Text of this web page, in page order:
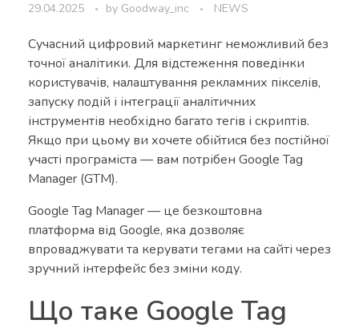
29.04.2025 by Goodway_inc NEWS
Сучасний цифровий маркетинг неможливий без
точної аналітики. Для відстеження поведінки
користувачів, налаштування рекламних пікселів,
запуску подій і інтеграції аналітичних
інструментів необхідно багато тегів і скриптів.
Якщо при цьому ви хочете обійтися без постійної
участі програміста — вам потрібен Google Tag
Manager (GTM).
Google Tag Manager — це безкоштовна
платформа від Google, яка дозволяє
впроваджувати та керувати тегами на сайті через
зручний інтерфейс без зміни коду.
Що таке Google Tag